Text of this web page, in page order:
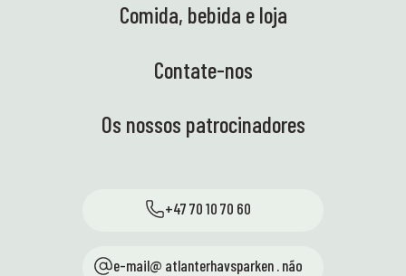
Comida, bebida e loja
Contate-nos
Os nossos patrocinadores
+47 70 10 70 60
e-mail@ atlanterhavsparken . não